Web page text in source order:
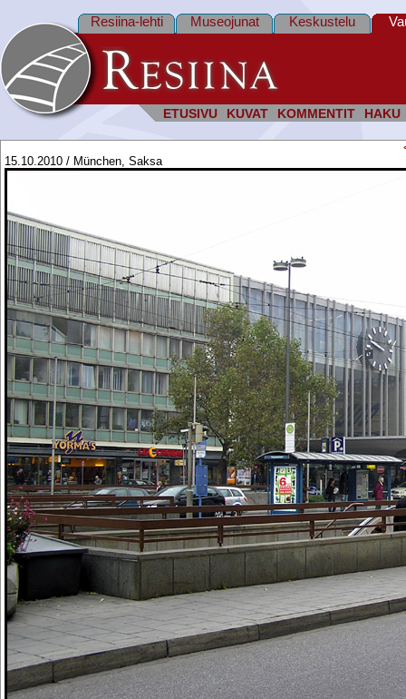
ETUSIVU KUVAT KOMMENTIT HAKU
Resiina-lehti Museojunat Keskustelu
15.10.2010 / München, Saksa